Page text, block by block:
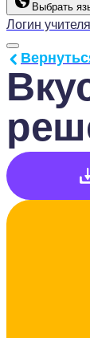
Выбрать
Логин учителя